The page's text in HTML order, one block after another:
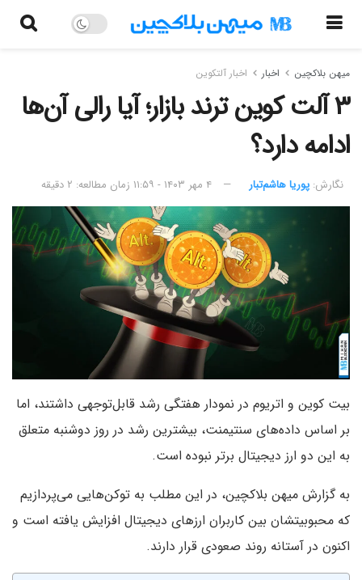
میهن بلاکچین اخبار اخبار آلتکوین
۳ آلت کوین ترند بازار؛ آیا رالی آن‌ها
ادامه دارد؟
نگارش:‌ پوریا هاشم‌تبار ۴ مهر ۱۴۰۳ - ۱۱:۵۹ زمان مطالعه: ۲ دقیقه
بیت کوین و اتریوم در نمودار هفتگی رشد قابل‌توجهی داشتند، اما
بر اساس داده‌های سنتیمنت، بیشترین رشد در روز دوشنبه متعلق
به این دو ارز دیجیتال برتر نبوده است.
به گزارش میهن بلاکچین، در این مطلب به توکن‌هایی می‌پردازیم
که محبوبیتشان بین کاربران ارزهای دیجیتال افزایش یافته است و
اکنون در آستانه روند صعودی قرار دارند.